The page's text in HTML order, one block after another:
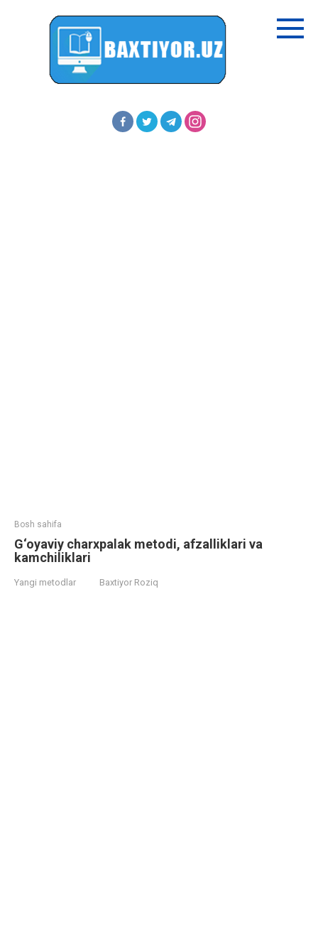
Bosh sahifa
G‘oyaviy charxpalak metodi, afzalliklari va
kamchiliklari
Yangi metodlar Baxtiyor Roziq